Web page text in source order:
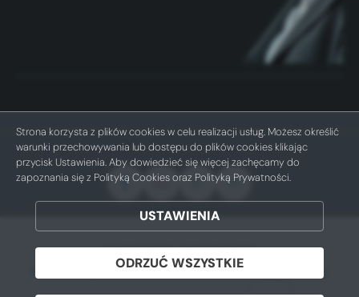
Strona korzysta z plików cookies w celu realizacji usług. Możesz określić
warunki przechowywania lub dostępu do plików cookies klikając
przycisk Ustawienia. Aby dowiedzieć się więcej zachęcamy do
zapoznania się z Polityką Cookies oraz Polityką Prywatności.
USTAWIENIA
ODRZUĆ WSZYSTKIE
ZAPISZ WYBRANE
ODRZUĆ WSZYSTKIE
ZEZWÓL NA WSZYSTKIE
Copyright by bschodziez.pl
Powered by
2ClickPortal® - Portale nowej generacji